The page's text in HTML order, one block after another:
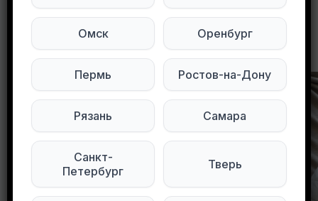
Другие объявления в этом городе
Омск Оренбург
Пермь Ростов-на-Дону
Рязань Самара
Санкт-
Петербург
Тверь